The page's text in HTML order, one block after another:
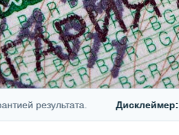
Дисклеймер: